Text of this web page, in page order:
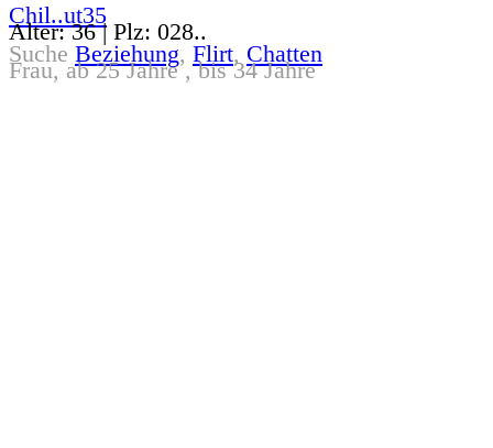
Chil..ut35
Alter: 36 | Plz: 028..
Suche Beziehung, Flirt, Chatten
Frau, ab 25 Jahre , bis 34 Jahre